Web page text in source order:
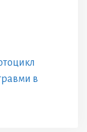
в